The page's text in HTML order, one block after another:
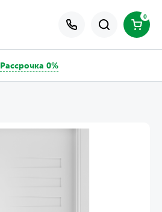
0
Рассрочка 0%